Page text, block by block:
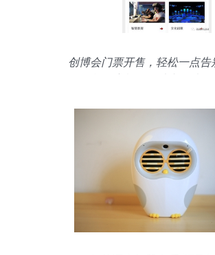
创博会门票开售，轻松一点